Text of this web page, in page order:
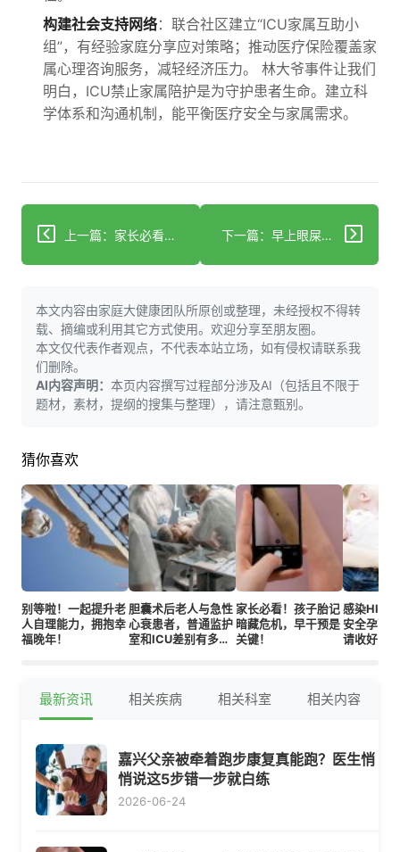
构建社会支持网络：联合社区建立“ICU家属互助小
组”，有经验家庭分享应对策略；推动医疗保险覆盖家
属心理咨询服务，减轻经济压力。 林大爷事件让我们
明白，ICU禁止家属陪护是为守护患者生命。建立科
学体系和沟通机制，能平衡医疗安全与家属需求。
上一篇：家长必看！儿童低血糖识别、处理及预防建议 下一篇：早上眼屎增多是咋回事？教你识别并应对！
本文内容由家庭大健康团队所原创或整理，未经授权不得转
载、摘编或利用其它方式使用。欢迎分享至朋友圈。
本文仅代表作者观点，不代表本站立场，如有侵权请联系我
们删除。
AI内容声明： 本页内容撰写过程部分涉及AI（包括且不限于
题材，素材，提纲的搜集与整理），请注意甄别。
猜你喜欢
别等啦！一起提升老
人自理能力，拥抱幸
福晚年！
胆囊术后老人与急性
心衰患者，普通监护
室和ICU差别有多
家长必看！孩子胎记
暗藏危机，早干预是
关键！
感染HIV
安全孕育
请收好！
最新资讯 相关疾病 相关科室 相关内容
嘉兴父亲被牵着跑步康复真能跑？医生悄
悄说这5步错一步就白练
2026-06-24